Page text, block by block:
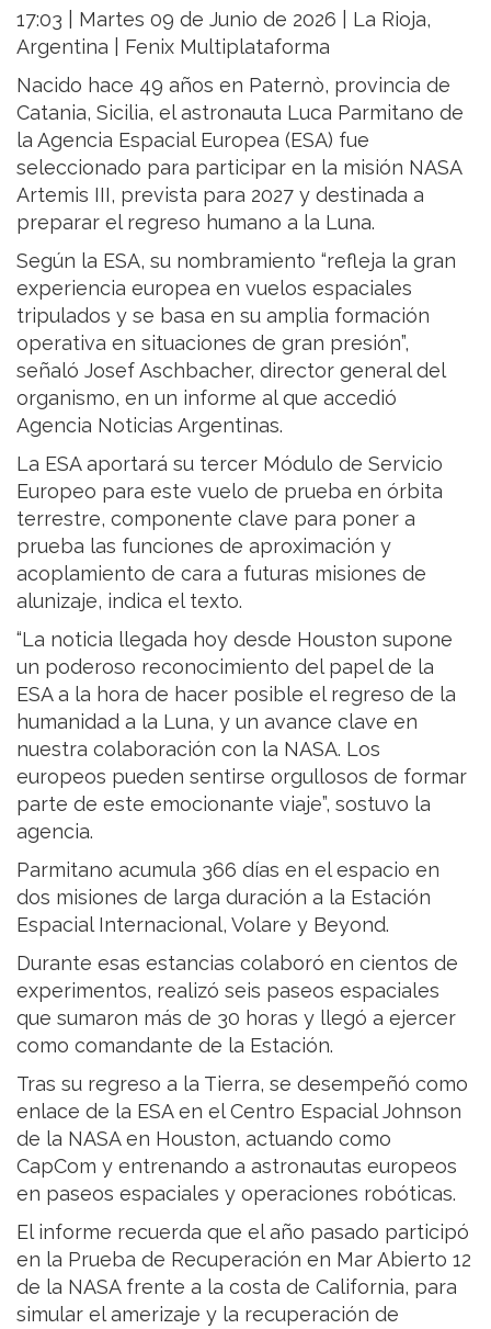
17:03 | Martes 09 de Junio de 2026 | La Rioja,
Argentina | Fenix Multiplataforma
Nacido hace 49 años en Paternò, provincia de
Catania, Sicilia, el astronauta Luca Parmitano de
la Agencia Espacial Europea (ESA) fue
seleccionado para participar en la misión NASA
Artemis III, prevista para 2027 y destinada a
preparar el regreso humano a la Luna.
Según la ESA, su nombramiento “refleja la gran
experiencia europea en vuelos espaciales
tripulados y se basa en su amplia formación
operativa en situaciones de gran presión”,
señaló Josef Aschbacher, director general del
organismo, en un informe al que accedió
Agencia Noticias Argentinas.
La ESA aportará su tercer Módulo de Servicio
Europeo para este vuelo de prueba en órbita
terrestre, componente clave para poner a
prueba las funciones de aproximación y
acoplamiento de cara a futuras misiones de
alunizaje, indica el texto.
“La noticia llegada hoy desde Houston supone
un poderoso reconocimiento del papel de la
ESA a la hora de hacer posible el regreso de la
humanidad a la Luna, y un avance clave en
nuestra colaboración con la NASA. Los
europeos pueden sentirse orgullosos de formar
parte de este emocionante viaje”, sostuvo la
agencia.
Parmitano acumula 366 días en el espacio en
dos misiones de larga duración a la Estación
Espacial Internacional, Volare y Beyond.
Durante esas estancias colaboró en cientos de
experimentos, realizó seis paseos espaciales
que sumaron más de 30 horas y llegó a ejercer
como comandante de la Estación.
Tras su regreso a la Tierra, se desempeñó como
enlace de la ESA en el Centro Espacial Johnson
de la NASA en Houston, actuando como
CapCom y entrenando a astronautas europeos
en paseos espaciales y operaciones robóticas.
El informe recuerda que el año pasado participó
en la Prueba de Recuperación en Mar Abierto 12
de la NASA frente a la costa de California, para
simular el amerizaje y la recuperación de